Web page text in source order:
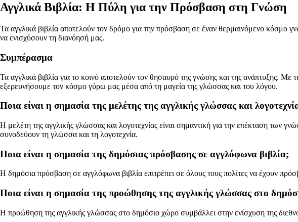
Αγγλικά Βιβλία: Η Πύλη για την Πρόσβαση στη Γνώση
Τα αγγλικά βιβλία αποτελούν τον δρόμο για την πρόσβαση σε έναν θερμαινόμενο κόσμο
να ενισχύσουν τη διανόησή μας.
Συμπέρασμα
Τα αγγλικά βιβλία για το κοινό αποτελούν τον θησαυρό της γνώσης και της ανάπτυξης.
εξερευνήσουμε τον κόσμο γύρω μας μέσα από τη μαγεία της γλώσσας και του λόγου.
Ποια είναι η σημασία της μελέτης της αγγλικής γλώσσας και
Η μελέτη της αγγλικής γλώσσας και λογοτεχνίας είναι σημαντική για την επέκταση των
συνοδεύουν τη γλώσσα και τη λογοτεχνία.
Ποια είναι η σημασία της δημόσιας πρόσβασης σε αγγλόφωνα βιβλία;
Η δημόσια πρόσβαση σε αγγλόφωνα βιβλία επιτρέπει σε όλους τους πολίτες να έχουν
Ποια είναι η σημασία της προώθησης της αγγλικής γλώσσας στο
Η προώθηση της αγγλικής γλώσσας στο δημόσιο χώρο συμβάλλει στην ενίσχυση της